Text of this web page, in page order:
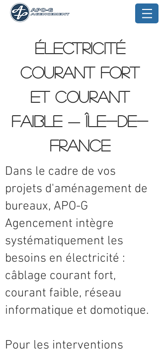
Électricité
courant fort
et courant
faible — Île-de-
France
Dans le cadre de vos
projets d'aménagement de
bureaux, APO-G
Agencement intègre
systématiquement les
besoins en électricité :
câblage courant fort,
courant faible, réseau
informatique et domotique.
Pour les interventions